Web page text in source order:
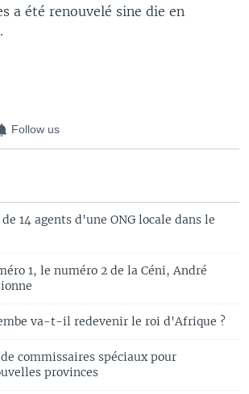
a été renouvelé sine die en
Follow us
14 agents d'une ONG locale dans le
1, le numéro 2 de la Céni, André
va-t-il redevenir le roi d'Afrique ?
commissaires spéciaux pour
provinces